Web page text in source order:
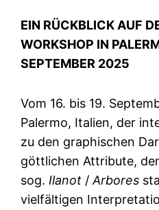
EIN RÜCKBLICK AUF
WORKSHOP IN
SEPTEMBER 2025
Vom 16. bis 19.
Palermo, Italien, der
zu den graphischen
göttlichen Attribute,
sog. Ilanot /Arbores
vielfältigen